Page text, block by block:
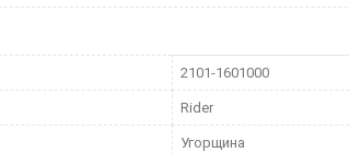
2101-1601000
Rider
Угорщина